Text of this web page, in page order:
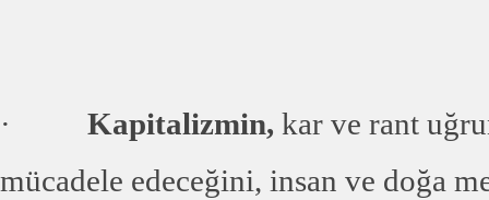
· Kapitalizmin, kar ve rant
mücadele edeceğini, insan ve doğa